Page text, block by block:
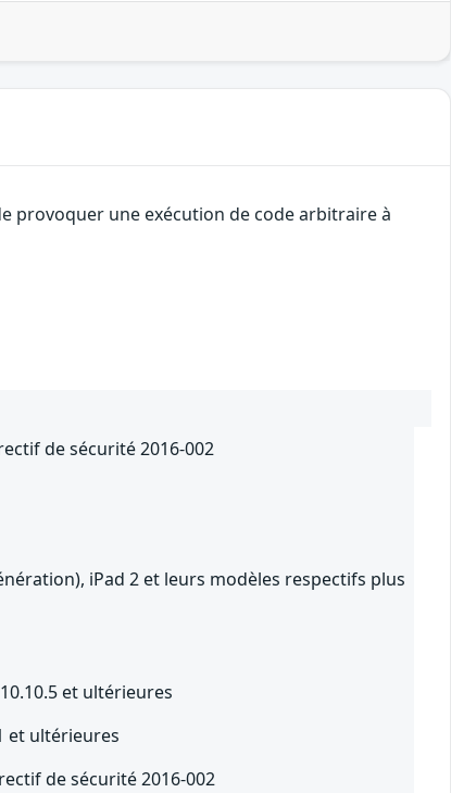
provoquer une exécution de code arbitraire à
de sécurité 2016-002
iPad 2 et leurs modèles respectifs plus
et ultérieures
et ultérieures
de sécurité 2016-002